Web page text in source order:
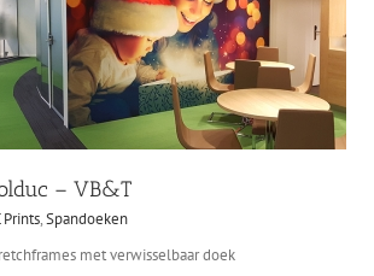
– VB&T
Prints,Spandoeken
met verwisselbaar doek